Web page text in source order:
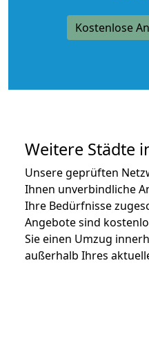
Kostenlose
Weitere Städte
Unsere geprüften
Ihnen unverbindliche
Ihre Bedürfnisse
Angebote sind
Sie einen Umzug
außerhalb Ihres